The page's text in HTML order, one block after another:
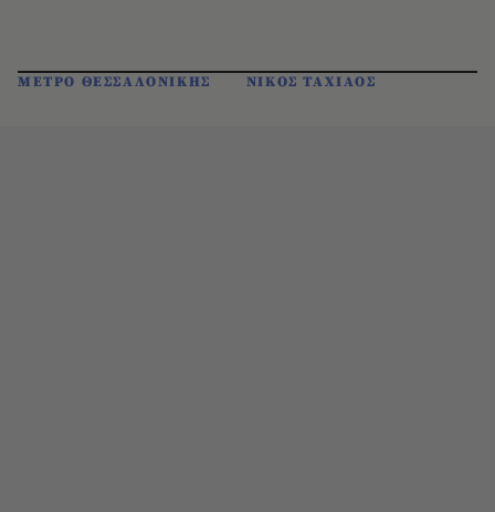
ΜΕΤΡΟ ΘΕΣΣΑΛΟΝΙΚΗΣ ΝΙΚΟΣ ΤΑΧΙΑΟΣ